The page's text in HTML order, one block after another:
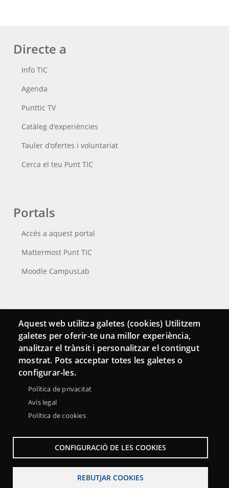
Directe a
Info TIC
Agenda
Punttic TV
Catàleg d'experiències
Tauler d'ofertes i voluntariat
Cerca el teu Punt TIC
Portals
Accés a aquest portal
Mattermost Punt TIC
Moodle CampusLab
Connecta
Bustia de contacte
Butlletins
Aquest web utilitza galetes (cookies) Utilitzem
galetes per oferir-te una millor experiència,
analitzar el trànsit i personalitzar el contingut
mostrat. Pots acceptar totes les galetes o
configurar-les.
Política de privacitat
Avís legal
Política de cookies
CONFIGURACIÓ DE LES COOKIES
REBUTJAR COOKIES